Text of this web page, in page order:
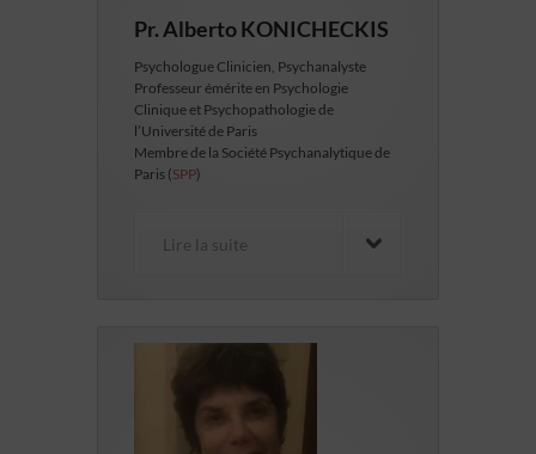
Pr. Alberto KONICHECKIS
Psychologue Clinicien, Psychanalyste
Professeur émérite en Psychologie
Clinique et Psychopathologie de
l’Université de Paris
Membre de la Société Psychanalytique de
Paris (SPP)
Lire la suite